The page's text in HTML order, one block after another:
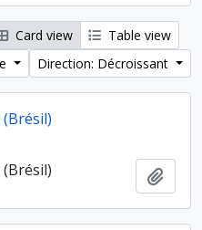
Card view
Table view
Direction: Décroissant